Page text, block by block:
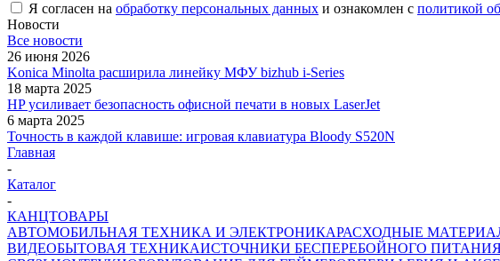
Я согласен на обработку персональных данных и ознакомлен с политикой
Новости
Все новости
26 июня 2026
Konica Minolta расширила линейку МФУ bizhub i-Series
18 марта 2025
HP усиливает безопасность офисной печати в новых LaserJet
6 марта 2025
Точность в каждой клавише: игровая клавиатура Bloody S520N
Главная
-
Каталог
-
КАНЦТОВАРЫ
АВТОМОБИЛЬНАЯ ТЕХНИКА И ЭЛЕКТРОНИКАРАСХОДНЫЕ
ВИДЕОБЫТОВАЯ ТЕХНИКАИСТОЧНИКИ БЕСПЕРЕБОЙНОГО